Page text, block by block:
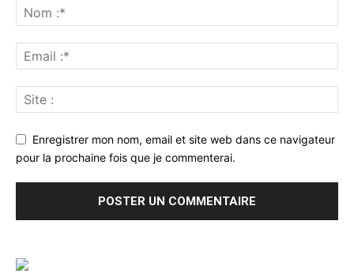
Enregistrer mon nom, email et site web dans ce navigateur
pour la prochaine fois que je commenterai.